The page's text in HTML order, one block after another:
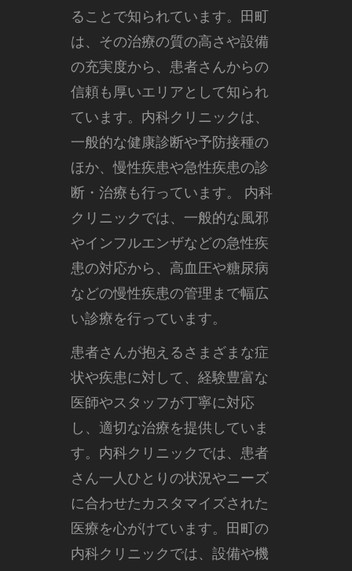
ることで知られています。
田町
は、その治療の質の高さや設備
の充実度から、患者さんからの
信頼も厚いエリアとして知られ
ています。内科クリニックは、
一般的な健康診断や予防接種の
ほか、慢性疾患や急性疾患の診
断・治療も行っています。 内科
クリニックでは、一般的な風邪
やインフルエンザなどの急性疾
患の対応から、高血圧や糖尿病
などの慢性疾患の管理まで幅広
い診療を行っています。
患者さんが抱えるさまざまな症
状や疾患に対して、経験豊富な
医師やスタッフが丁寧に対応
し、適切な治療を提供していま
す。内科クリニックでは、患者
さん一人ひとりの状況やニーズ
に合わせたカスタマイズされた
医療を心がけています。田町の
内科クリニックでは、設備や機